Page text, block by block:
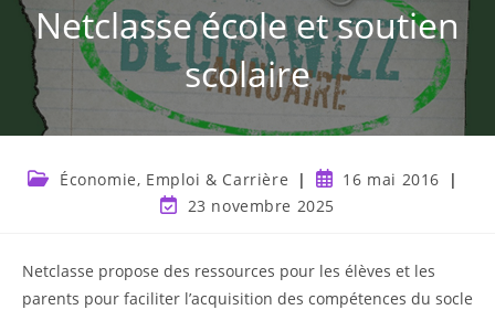
Netclasse école et soutien
scolaire
Économie, Emploi & Carrière
16 mai 2016
23 novembre 2025
Netclasse propose des ressources pour les élèves et les
parents pour faciliter l’acquisition des compétences du socle